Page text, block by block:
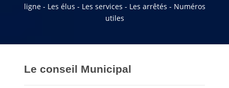
ligne - Les élus - Les services - Les arrêtés - Numéros
utiles
Le conseil Municipal